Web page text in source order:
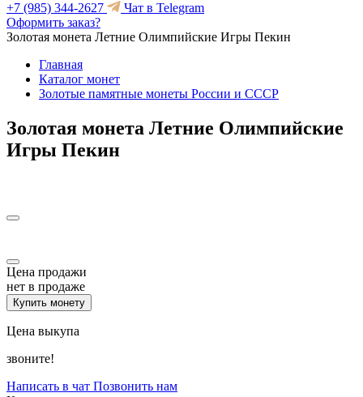
+7 (985) 344-2627
Чат в Telegram
Оформить заказ?
Золотая монета Летние Олимпийские Игры Пекин
Главная
Каталог монет
Золотые памятные монеты России и СССР
Золотая монета Летние Олимпийские
Игры Пекин
Цена продажи
нет в продаже
Купить монету
Цена выкупа
звоните!
Написать в чат Позвонить нам